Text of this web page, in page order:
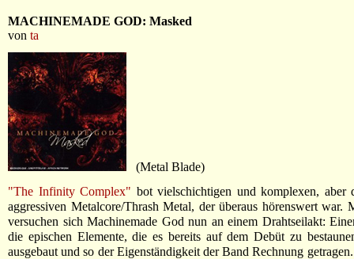
MACHINEMADE GOD: Masked
von ta
(Metal Blade)
"The Infinity Complex" bot vielschichtigen und komplexen, aber
aggressiven Metalcore/Thrash Metal, der überaus hörenswert war.
versuchen sich Machinemade God nun an einem Drahtseilakt:
die epischen Elemente, die es bereits auf dem Debüt zu
ausgebaut und so der Eigenständigkeit der Band Rechnung